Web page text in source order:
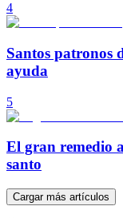
4
Santos patronos
ayuda
5
El gran remedio
santo
Cargar más artículos